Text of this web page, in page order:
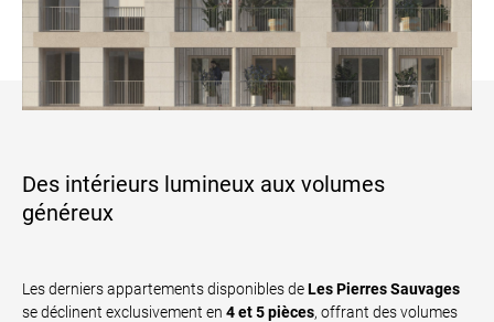
Des intérieurs lumineux aux volumes
généreux
Les derniers appartements disponibles deLes Pierres Sauvages
se déclinent exclusivement en 4 et 5 pièces, offrant des volumes